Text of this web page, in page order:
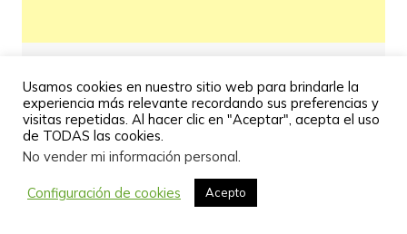
Usamos cookies en nuestro sitio web para brindarle la
experiencia más relevante recordando sus preferencias y
visitas repetidas. Al hacer clic en "Aceptar", acepta el uso
de TODAS las cookies.
No vender mi información personal.
Configuración de cookies Acepto